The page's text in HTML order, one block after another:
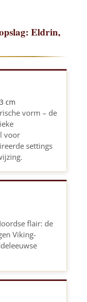
Eldrin,
cm
vorm – de
voor
settings
flair: de
Viking-